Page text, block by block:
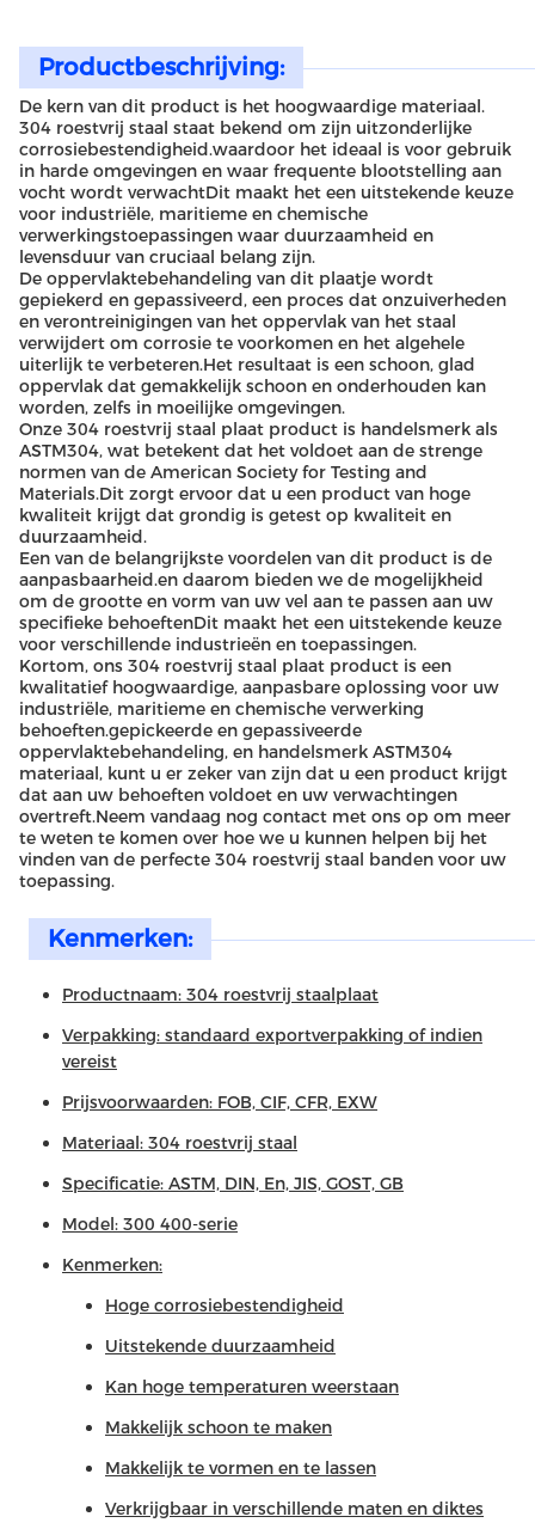
Productbeschrijving:
De kern van dit product is het hoogwaardige materiaal.
304 roestvrij staal staat bekend om zijn uitzonderlijke
corrosiebestendigheid.waardoor het ideaal is voor gebruik
in harde omgevingen en waar frequente blootstelling aan
vocht wordt verwachtDit maakt het een uitstekende keuze
voor industriële, maritieme en chemische
verwerkingstoepassingen waar duurzaamheid en
levensduur van cruciaal belang zijn.
De oppervlaktebehandeling van dit plaatje wordt
gepiekerd en gepassiveerd, een proces dat onzuiverheden
en verontreinigingen van het oppervlak van het staal
verwijdert om corrosie te voorkomen en het algehele
uiterlijk te verbeteren.Het resultaat is een schoon, glad
oppervlak dat gemakkelijk schoon en onderhouden kan
worden, zelfs in moeilijke omgevingen.
Onze 304 roestvrij staal plaat product is handelsmerk als
ASTM304, wat betekent dat het voldoet aan de strenge
normen van de American Society for Testing and
Materials.Dit zorgt ervoor dat u een product van hoge
kwaliteit krijgt dat grondig is getest op kwaliteit en
duurzaamheid.
Een van de belangrijkste voordelen van dit product is de
aanpasbaarheid.en daarom bieden we de mogelijkheid
om de grootte en vorm van uw vel aan te passen aan uw
specifieke behoeftenDit maakt het een uitstekende keuze
voor verschillende industrieën en toepassingen.
Kortom, ons 304 roestvrij staal plaat product is een
kwalitatief hoogwaardige, aanpasbare oplossing voor uw
industriële, maritieme en chemische verwerking
behoeften.gepickeerde en gepassiveerde
oppervlaktebehandeling, en handelsmerk ASTM304
materiaal, kunt u er zeker van zijn dat u een product krijgt
dat aan uw behoeften voldoet en uw verwachtingen
overtreft.Neem vandaag nog contact met ons op om meer
te weten te komen over hoe we u kunnen helpen bij het
vinden van de perfecte 304 roestvrij staal banden voor uw
toepassing.
Kenmerken:
Productnaam: 304 roestvrij staalplaat
Verpakking: standaard exportverpakking of indien
vereist
Prijsvoorwaarden: FOB, CIF, CFR, EXW
Materiaal: 304 roestvrij staal
Specificatie: ASTM, DIN, En, JIS, GOST, GB
Model: 300 400-serie
Kenmerken:
Hoge corrosiebestendigheid
Uitstekende duurzaamheid
Kan hoge temperaturen weerstaan
Makkelijk schoon te maken
Makkelijk te vormen en te lassen
Verkrijgbaar in verschillende maten en diktes